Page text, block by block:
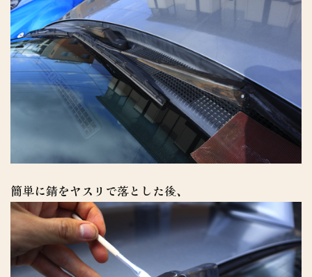
簡単に錆をヤスリで落とした後、